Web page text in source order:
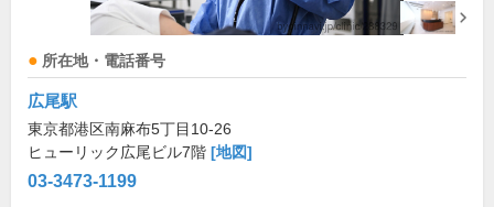
所在地・電話番号
広尾駅
東京都港区南麻布5丁目10-26
ヒューリック広尾ビル7階 [地図]
03-3473-1199